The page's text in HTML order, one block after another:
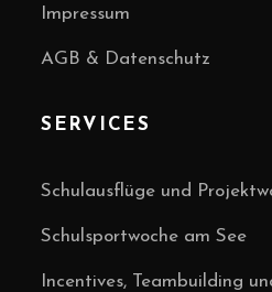
Impressum
AGB & Datenschutz
SERVICES
Schulausflüge und
Schulsportwoche am See
Incentives, Teambuilding